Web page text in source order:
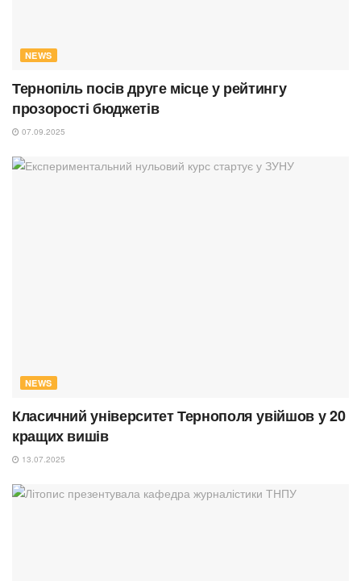
NEWS
Тернопіль посів друге місце у рейтингу
прозорості бюджетів
07.09.2025
NEWS
Класичний університет Тернополя увійшов у 20
кращих вишів
13.07.2025